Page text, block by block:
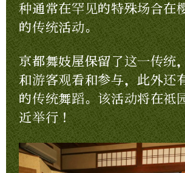
种通常在罕见的特殊场合在
的传统活动。
京都舞妓屋保留了这一传统
和游客观看和参与，此外还
的传统舞蹈。该活动将在祗
近举行！